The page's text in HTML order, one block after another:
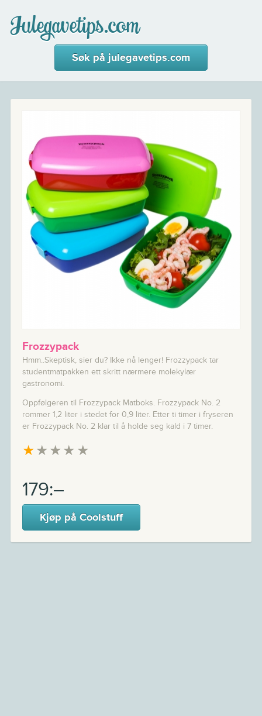
Julegavetips.com
Søk på julegavetips.com
Frozzypack
Hmm..Skeptisk, sier du? Ikke nå lenger! Frozzypack tar
studentmatpakken ett skritt nærmere molekylær
gastronomi.
Oppfølgeren til Frozzypack Matboks. Frozzypack No. 2
rommer 1,2 liter i stedet for 0,9 liter. Etter ti timer i fryseren
er Frozzypack No. 2 klar til å holde seg kald i 7 timer.
★★★★ ★
179:–
Kjøp på Coolstuff